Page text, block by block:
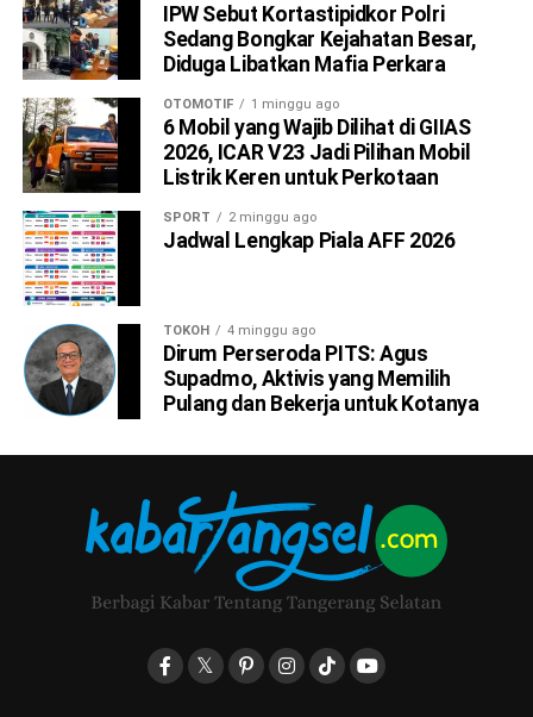
IPW Sebut Kortastipidkor Polri
Sedang Bongkar Kejahatan Besar,
Diduga Libatkan Mafia Perkara
OTOMOTIF 1 minggu ago
6 Mobil yang Wajib Dilihat di GIIAS
2026, ICAR V23 Jadi Pilihan Mobil
Listrik Keren untuk Perkotaan
SPORT 2 minggu ago
Jadwal Lengkap Piala AFF 2026
TOKOH 4 minggu ago
Dirum Perseroda PITS: Agus
Supadmo, Aktivis yang Memilih
Pulang dan Bekerja untuk Kotanya